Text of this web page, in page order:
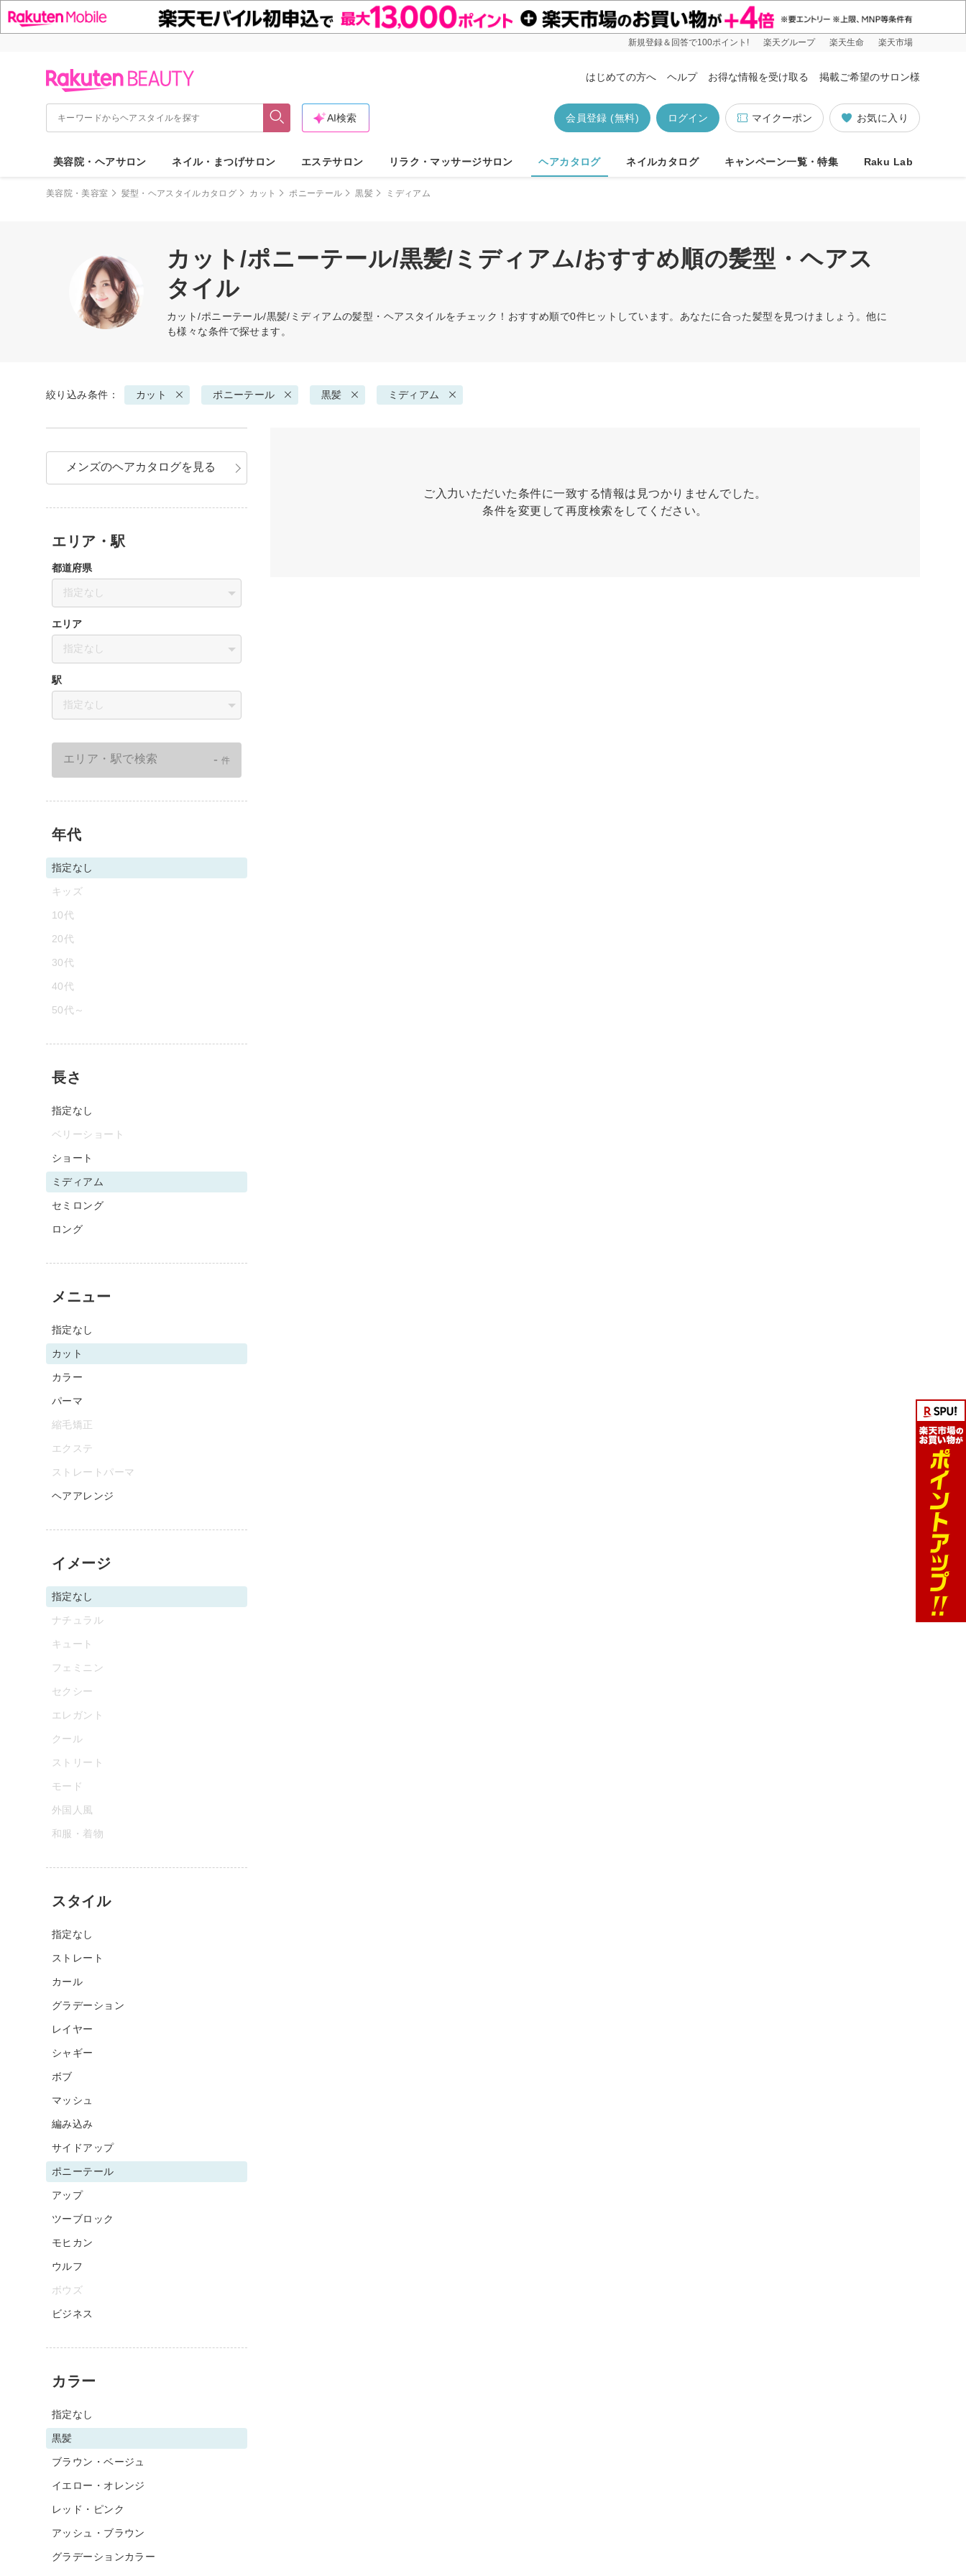
新規登録＆回答で100ポイント! 楽天グループ 楽天生命 楽天市場
はじめての方へ ヘルプ お得な情報を受け取る 掲載ご希望のサロン様
お気に入り
マイクーポン
ログイン
会員登録 (無料)
AI検索
美容院・ヘアサロン ネイル・まつげサロン エステサロン リラク・マッサージサロン ヘアカタログ ネイルカタログ キャンペーン一覧・特集 Raku Lab
美容院・美容室 髪型・ヘアスタイルカタログ カット ポニーテール 黒髪 ミディアム
カット/ポニーテール/黒髪/ミディアム/おすすめ順の髪型・ヘアス
タイル
カット/ポニーテール/黒髪/ミディアムの髪型・ヘアスタイルをチェック！おすすめ順で0件ヒットしています。あなたに合った髪型を見つけましょう。他に
も様々な条件で探せます。
絞り込み条件： カット ポニーテール 黒髪 ミディアム
ご入力いただいた条件に一致する情報は見つかりませんでした。
条件を変更して再度検索をしてください。
メンズのヘアカタログを見る
エリア・駅
都道府県
指定なし
エリア
指定なし
駅
指定なし
エリア・駅で検索 - 件
年代
指定なし
キッズ
10代
20代
30代
40代
50代～
長さ
指定なし
ベリーショート
ショート
ミディアム
セミロング
ロング
メニュー
指定なし
カット
カラー
パーマ
縮毛矯正
エクステ
ストレートパーマ
ヘアアレンジ
イメージ
指定なし
ナチュラル
キュート
フェミニン
セクシー
エレガント
クール
ストリート
モード
外国人風
和服・着物
スタイル
指定なし
ストレート
カール
グラデーション
レイヤー
シャギー
ボブ
マッシュ
編み込み
サイドアップ
ポニーテール
アップ
ツーブロック
モヒカン
ウルフ
ボウズ
ビジネス
カラー
指定なし
黒髪
ブラウン・ベージュ
イエロー・オレンジ
レッド・ピンク
アッシュ・ブラウン
グラデーションカラー